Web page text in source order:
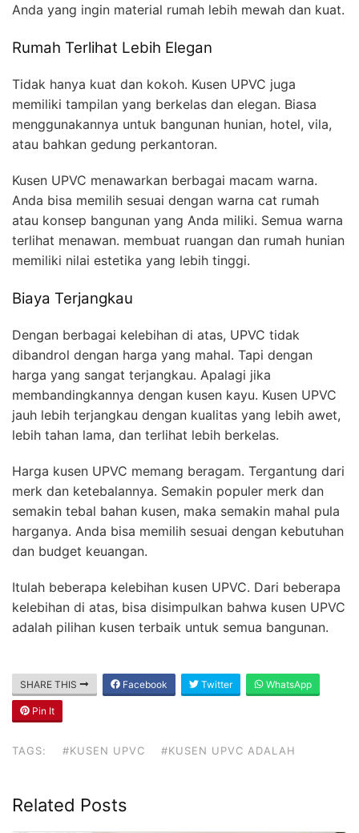
Anda yang ingin material rumah lebih mewah dan kuat.
Rumah Terlihat Lebih Elegan
Tidak hanya kuat dan kokoh. Kusen UPVC juga
memiliki tampilan yang berkelas dan elegan. Biasa
menggunakannya untuk bangunan hunian, hotel, vila,
atau bahkan gedung perkantoran.
Kusen UPVC menawarkan berbagai macam warna.
Anda bisa memilih sesuai dengan warna cat rumah
atau konsep bangunan yang Anda miliki. Semua warna
terlihat menawan. membuat ruangan dan rumah hunian
memiliki nilai estetika yang lebih tinggi.
Biaya Terjangkau
Dengan berbagai kelebihan di atas, UPVC tidak
dibandrol dengan harga yang mahal. Tapi dengan
harga yang sangat terjangkau. Apalagi jika
membandingkannya dengan kusen kayu. Kusen UPVC
jauh lebih terjangkau dengan kualitas yang lebih awet,
lebih tahan lama, dan terlihat lebih berkelas.
Harga kusen UPVC memang beragam. Tergantung dari
merk dan ketebalannya. Semakin populer merk dan
semakin tebal bahan kusen, maka semakin mahal pula
harganya. Anda bisa memilih sesuai dengan kebutuhan
dan budget keuangan.
Itulah beberapa kelebihan kusen UPVC. Dari beberapa
kelebihan di atas, bisa disimpulkan bahwa kusen UPVC
adalah pilihan kusen terbaik untuk semua bangunan.
SHARE THIS Facebook Twitter WhatsApp
Pin It
TAGS: #KUSEN UPVC #KUSEN UPVC ADALAH
Related Posts